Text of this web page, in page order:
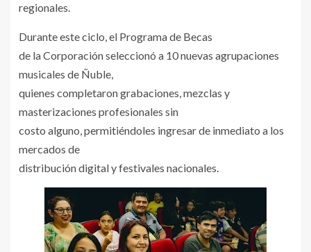
regionales.
Durante este ciclo, el Programa de Becas
de la Corporación seleccionó a 10 nuevas agrupaciones
musicales de Ñuble,
quienes completaron grabaciones, mezclas y
masterizaciones profesionales sin
costo alguno, permitiéndoles ingresar de inmediato a los
mercados de
distribución digital y festivales nacionales.